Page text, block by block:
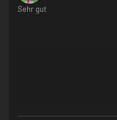
Sehr gut